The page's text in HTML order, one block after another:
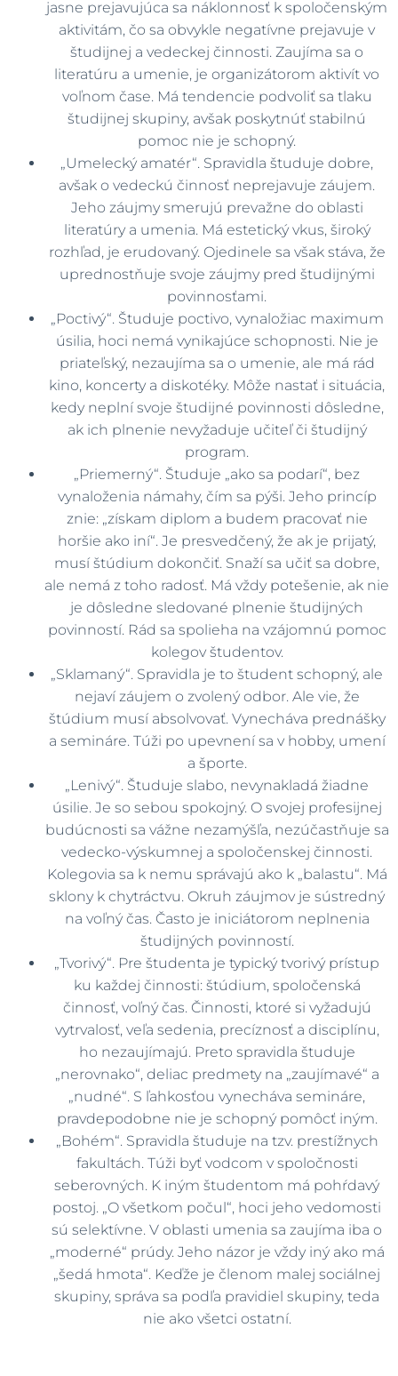
jasne prejavujúca sa náklonnosť k spoločenským
aktivitám, čo sa obvykle negatívne prejavuje v
študijnej a vedeckej činnosti. Zaujíma sa o
literatúru a umenie, je organizátorom aktivít vo
voľnom čase. Má tendencie podvoliť sa tlaku
študijnej skupiny, avšak poskytnúť stabilnú
pomoc nie je schopný.
„Umelecký amatér“. Spravidla študuje dobre,
avšak o vedeckú činnosť neprejavuje záujem.
Jeho záujmy smerujú prevažne do oblasti
literatúry a umenia. Má estetický vkus, široký
rozhľad, je erudovaný. Ojedinele sa však stáva, že
uprednostňuje svoje záujmy pred študijnými
povinnosťami.
„Poctivý“. Študuje poctivo, vynaložiac maximum
úsilia, hoci nemá vynikajúce schopnosti. Nie je
priateľský, nezaujíma sa o umenie, ale má rád
kino, koncerty a diskotéky. Môže nastať i situácia,
kedy neplní svoje študijné povinnosti dôsledne,
ak ich plnenie nevyžaduje učiteľ či študijný
program.
„Priemerný“. Študuje „ako sa podarí“, bez
vynaloženia námahy, čím sa pýši. Jeho princíp
znie: „získam diplom a budem pracovať nie
horšie ako iní“. Je presvedčený, že ak je prijatý,
musí štúdium dokončiť. Snaží sa učiť sa dobre,
ale nemá z toho radosť. Má vždy potešenie, ak nie
je dôsledne sledované plnenie študijných
povinností. Rád sa spolieha na vzájomnú pomoc
kolegov študentov.
„Sklamaný“. Spravidla je to študent schopný, ale
nejaví záujem o zvolený odbor. Ale vie, že
štúdium musí absolvovať. Vynecháva prednášky
a semináre. Túži po upevnení sa v hobby, umení
a športe.
„Lenivý“. Študuje slabo, nevynakladá žiadne
úsilie. Je so sebou spokojný. O svojej profesijnej
budúcnosti sa vážne nezamýšľa, nezúčastňuje sa
vedecko-výskumnej a spoločenskej činnosti.
Kolegovia sa k nemu správajú ako k „balastu“. Má
sklony k chytráctvu. Okruh záujmov je sústredný
na voľný čas. Často je iniciátorom neplnenia
študijných povinností.
„Tvorivý“. Pre študenta je typický tvorivý prístup
ku každej činnosti: štúdium, spoločenská
činnosť, voľný čas. Činnosti, ktoré si vyžadujú
vytrvalosť, veľa sedenia, precíznosť a disciplínu,
ho nezaujímajú. Preto spravidla študuje
„nerovnako“, deliac predmety na „zaujímavé“ a
„nudné“. S ľahkosťou vynecháva semináre,
pravdepodobne nie je schopný pomôcť iným.
„Bohém“. Spravidla študuje na tzv. prestížnych
fakultách. Túži byť vodcom v spoločnosti
seberovných. K iným študentom má pohŕdavý
postoj. „O všetkom počul“, hoci jeho vedomosti
sú selektívne. V oblasti umenia sa zaujíma iba o
„moderné“ prúdy. Jeho názor je vždy iný ako má
„šedá hmota“. Keďže je členom malej sociálnej
skupiny, správa sa podľa pravidiel skupiny, teda
nie ako všetci ostatní.